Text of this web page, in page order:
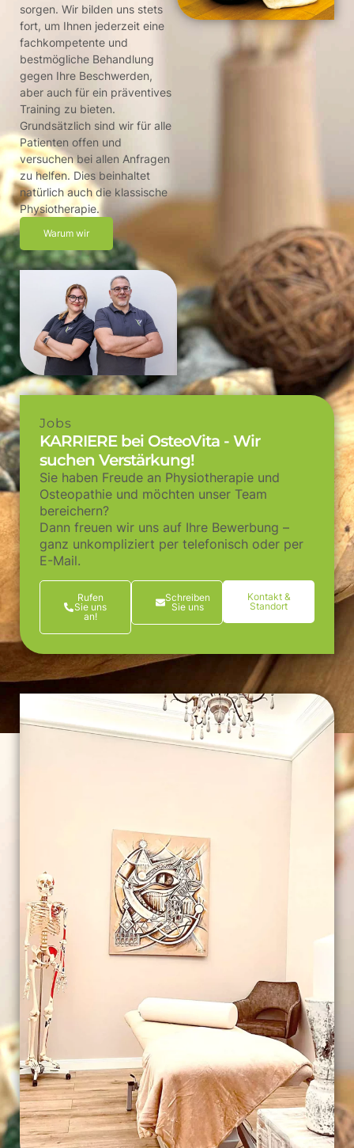
sorgen. Wir bilden uns stets
fort, um Ihnen jederzeit eine
fachkompetente und
bestmögliche Behandlung
gegen Ihre Beschwerden,
aber auch für ein präventives
Training zu bieten.
Grundsätzlich sind wir für alle
Patienten offen und
versuchen bei allen Anfragen
zu helfen. Dies beinhaltet
natürlich auch die klassische
Physiotherapie.
Warum wir
Jobs
KARRIERE bei OsteoVita - Wir
suchen Verstärkung!
Sie haben Freude an Physiotherapie und
Osteopathie und möchten unser Team
bereichern?
Dann freuen wir uns auf Ihre Bewerbung –
ganz unkompliziert per telefonisch oder per
E-Mail.
Rufen
Sie uns
an!
Schreiben
Sie uns
Kontakt &
Standort